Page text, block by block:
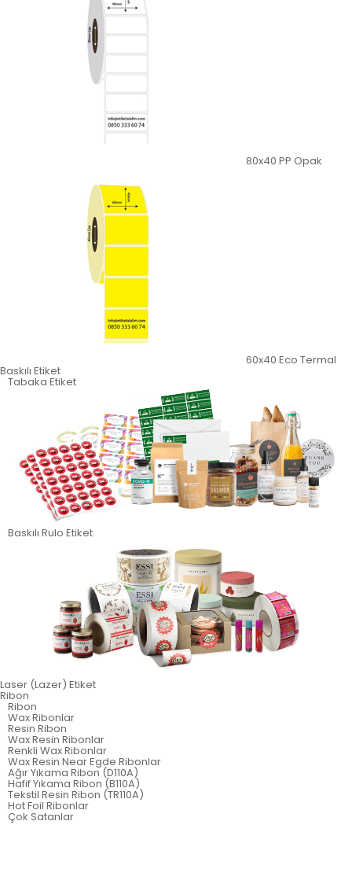
80x40 PP Opak
60x40 Eco Termal
Baskılı Etiket
Tabaka Etiket
Baskılı Rulo Etiket
Laser (Lazer) Etiket
Ribon
Ribon
Wax Ribonlar
Resin Ribon
Wax Resin Ribonlar
Renkli Wax Ribonlar
Wax Resin Near Egde Ribonlar
Ağır Yıkama Ribon (D110A)
Hafif Yıkama Ribon (B110A)
Tekstil Resin Ribon (TR110A)
Hot Foil Ribonlar
Çok Satanlar